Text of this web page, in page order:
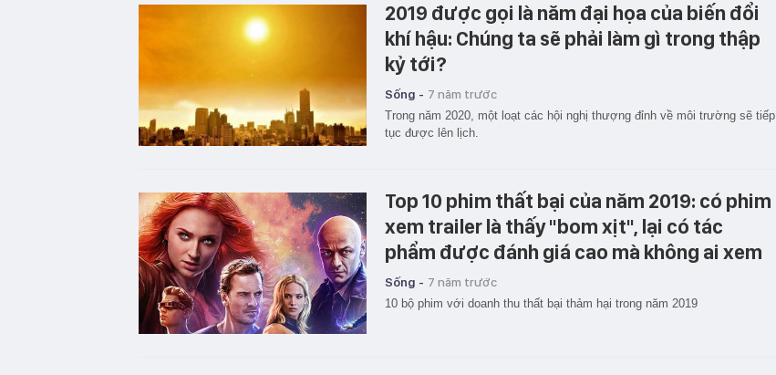
2019 được gọi là năm đại họa của biến đổi
khí hậu: Chúng ta sẽ phải làm gì trong thập
kỷ tới?
Sống - 7 năm trước
Trong năm 2020, một loạt các hội nghị thượng đỉnh về môi trường sẽ tiếp
tục được lên lịch.
Top 10 phim thất bại của năm 2019: có phim
xem trailer là thấy "bom xịt", lại có tác
phẩm được đánh giá cao mà không ai xem
Sống - 7 năm trước
10 bộ phim với doanh thu thất bại thảm hại trong năm 2019